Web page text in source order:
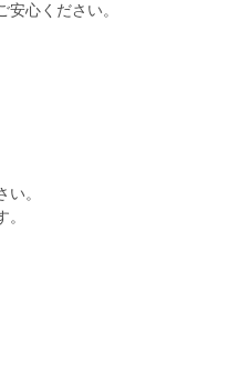
心ください。
。